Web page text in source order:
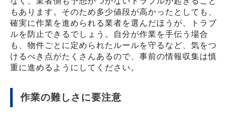
もあります。そのため多少値段が高かったとしても、
確実に作業を進められる業者を選んだほうが、トラブ
ルを防止できるでしょう。自分が作業を手伝う場合
も、物件ごとに定められたルールを守るなど、気をつ
けるべき点がたくさんあるので、事前の情報収集は慎
重に進めるようにしてください。
作業の難しさに要注意